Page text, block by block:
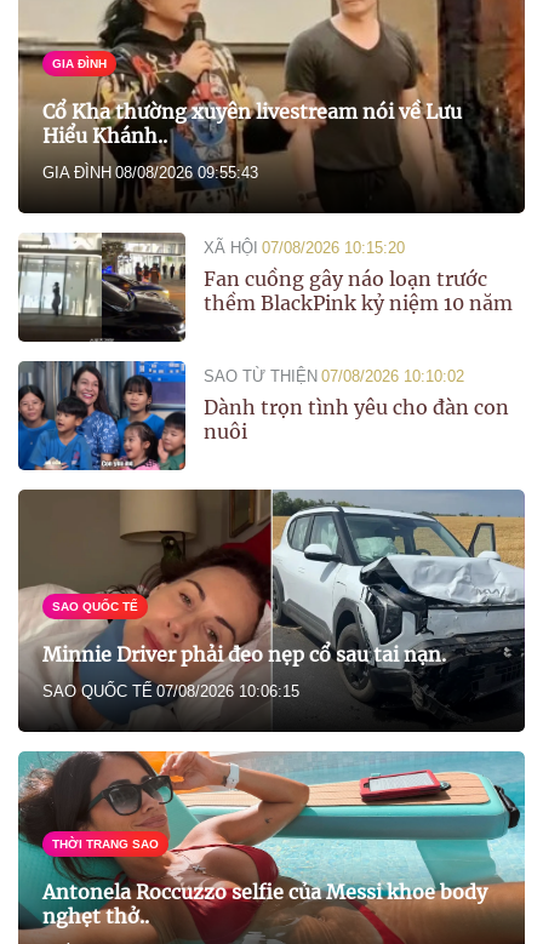
GIA ĐÌNH
Cổ Kha thường xuyên livestream nói về Lưu
Hiểu Khánh..
GIA ĐÌNH 08/08/2026 09:55:43
XÃ HỘI 07/08/2026 10:15:20
Fan cuồng gây náo loạn trước
thềm BlackPink kỷ niệm 10 năm
SAO TỪ THIỆN 07/08/2026 10:10:02
Dành trọn tình yêu cho đàn con
nuôi
SAO QUỐC TẾ
Minnie Driver phải đeo nẹp cổ sau tai nạn.
SAO QUỐC TẾ 07/08/2026 10:06:15
THỜI TRANG SAO
Antonela Roccuzzo selfie của Messi khoe body
nghẹt thở..